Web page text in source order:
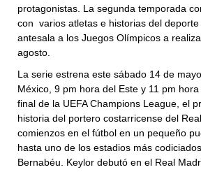
protagonistas. La segunda temporada
con varios atletas e historias del
antesala a los Juegos Olímpicos a
agosto.
La serie estrena este sábado 14 de
México, 9 pm hora del Este y 11 pm
final de la UEFA Champions League, el
historia del portero costarricense del
comienzos en el fútbol en un pequeño
hasta uno de los estadios más
Bernabéu. Keylor debutó en el Real